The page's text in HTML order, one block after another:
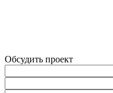
Обсудить проект